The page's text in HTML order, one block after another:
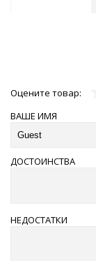
Оцените товар:
ВАШЕ ИМЯ
ДОСТОИНСТВА
НЕДОСТАТКИ